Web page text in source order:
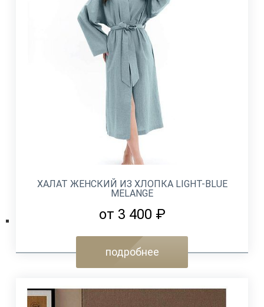
ХАЛАТ ЖЕНСКИЙ ИЗ ХЛОПКА LIGHT-BLUE
MELANGE
от 3 400 ₽
подробнее